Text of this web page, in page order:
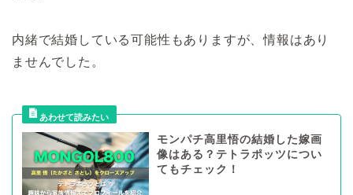
内緒で結婚している可能性もありますが、情報はあり
ませんでした。
モンパチ高里悟の結婚した嫁画
像はある？テトラポッツについ
てもチェック！